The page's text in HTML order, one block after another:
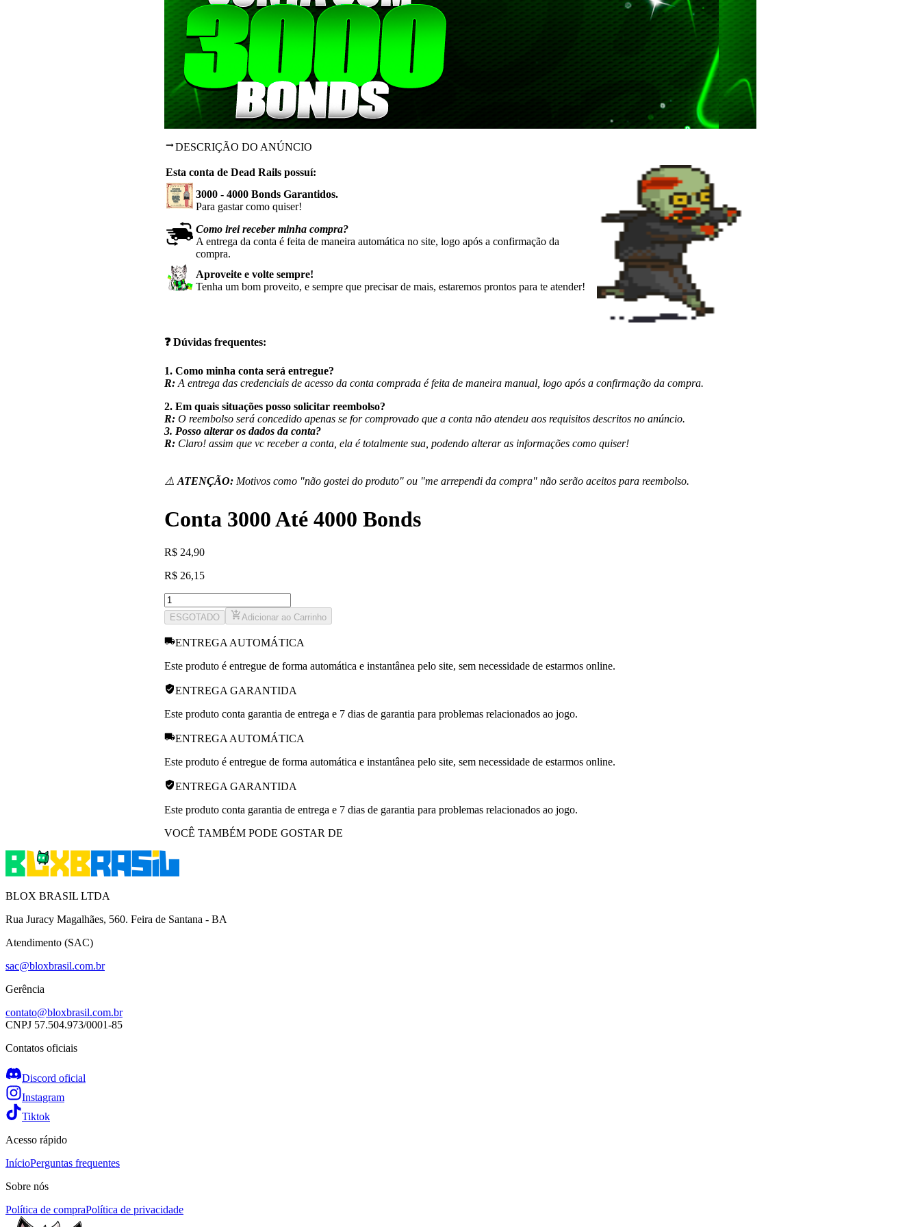
DESCRIÇÃO DO ANÚNCIO
Esta conta de Dead Rails possuí:
3000 - 4000 Bonds Garantidos.
Para gastar como quiser!
Como irei receber minha compra?
A entrega da conta é feita de maneira automática no site, logo após a confirmação da
compra.
Aproveite e volte sempre!
Tenha um bom proveito, e sempre que precisar de mais, estaremos prontos para te atender!
❓Dúvidas frequentes:
1. Como minha conta será entregue?
R: A entrega das credenciais de acesso da conta comprada é feita de maneira manual, logo após a confirmação da compra.
2. Em quais situações posso solicitar reembolso?
R: O reembolso será concedido apenas se for comprovado que a conta não atendeu aos requisitos descritos no anúncio.
3. Posso alterar os dados da conta?
R:Claro! assim que vc receber a conta, ela é totalmente sua, podendo alterar as informações como quiser!
⚠️ ATENÇÃO:Motivos como "não gostei do produto" ou "me arrependi da compra" não serão aceitos para reembolso.
Conta 3000 Até 4000 Bonds
R$ 24,90
R$ 26,15
ESGOTADO Adicionar ao Carrinho
ENTREGA AUTOMÁTICA
Este produto é entregue de forma automática e instantânea pelo site, sem necessidade de estarmos online.
ENTREGA GARANTIDA
Este produto conta garantia de entrega e 7 dias de garantia para problemas relacionados ao jogo.
ENTREGA AUTOMÁTICA
Este produto é entregue de forma automática e instantânea pelo site, sem necessidade de estarmos online.
ENTREGA GARANTIDA
Este produto conta garantia de entrega e 7 dias de garantia para problemas relacionados ao jogo.
VOCÊ TAMBÉM PODE GOSTAR DE
BLOX BRASIL LTDA
Rua Juracy Magalhães, 560. Feira de Santana - BA
Atendimento (SAC)
sac@bloxbrasil.com.br
Gerência
contato@bloxbrasil.com.br
CNPJ 57.504.973/0001-85
Contatos oficiais
Discord oficial
Instagram
Tiktok
Acesso rápido
InícioPerguntas frequentes
Sobre nós
Política de compraPolítica de privacidade